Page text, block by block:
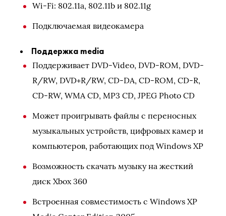
Wi-Fi: 802.11a, 802.11b и 802.11g
Подключаемая видеокамера
Поддержка media
Поддерживает DVD-Video, DVD-ROM, DVD-
R/RW, DVD+R/RW, CD-DA, CD-ROM, CD-R,
CD-RW, WMA CD, MP3 CD, JPEG Photo CD
Может проигрывать файлы с переносных
музыкальных устройств, цифровых камер и
компьютеров, работающих под Windows XP
Возможность скачать музыку на жесткий
диск Xbox 360
Встроенная совместимость с Windows XP